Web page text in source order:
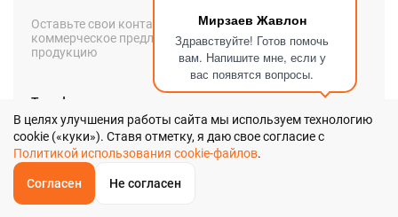
Мирзаев Жавлон
Здравствуйте! Готов помочь
вам. Напишите мне, если у
вас появятся вопросы.
ОБРАТНЫЙЗВОНОК
Оставьте свои контакты и мы вышлем вам
коммерческое предложение на интересующую вас
продукцию
Телефон
Главная
В целях улучшения работы сайта мы используем технологию
cookie («куки»). Ставя отметку, я даю свое согласие с
Политикой использования cookie-файлов.
Согласен Не согласен